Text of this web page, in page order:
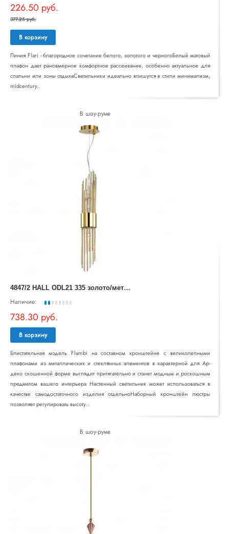
226.50 руб.
377.25 руб.
В корзину
Линия Flari - благородное сочетание белого, золотого и черногоБелый матовый
плафон дает рановмерное комфортное рассеивание, особенно актуальное для
спальни или зоны отдыхаСветильники идеально впишутся в стили минимализм,
midcentury..
В шоу-руме
4
847/2 HALL ODL21 335 золото/металл/стекло Подвес G9 2*40W FLAMBI
Наличие:
738.30 руб.
В корзину
Блистательная модель Flambi на составном кронштейне с великолепными
плафонами из металлических и стеклянных элементов в характерной для Ар-
деко скошенной форме выглядит притягательно и станет модным и роскошным
предметом вашего интерьера Настенный светильник может использоваться в
качестве самодостаточного изделия отдельноНаборный кронштейн люстры
позволяет регулировать высоту..
В шоу-руме